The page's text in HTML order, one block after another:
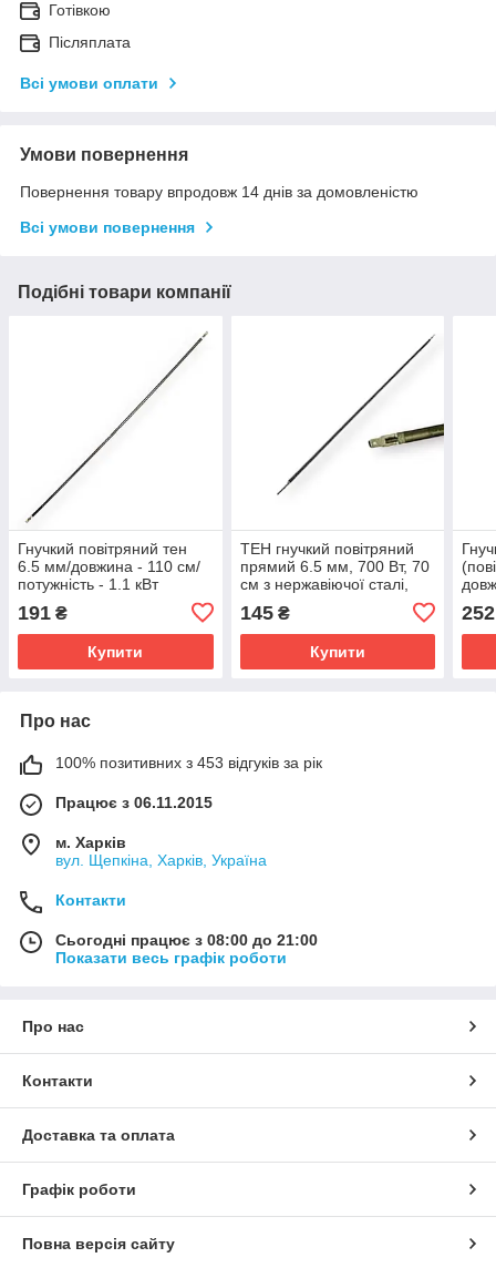
Готівкою
Післяплата
Всі умови оплати
Умови повернення
Повернення товару впродовж 14 днів за домовленістю
Всі умови повернення
Подібні товари компанії
Гнучкий повітряний тен
6.5 мм/довжина - 110 см/
потужність - 1.1 кВт
191 ₴
Купити
ТЕН гнучкий повітряний
прямий 6.5 мм, 700 Вт, 70
см з нержавіючої сталі,
145₴
Купити
252
Про нас
100% позитивних з 453 відгуків за рік
Працює з 06.11.2015
м. Харків
вул. Щепкіна, Харків, Україна
Контакти
Сьогодні працює з 08:00 до 21:00
Показати весь графік роботи
Про нас
Контакти
Доставка та оплата
Графік роботи
Повна версія сайту